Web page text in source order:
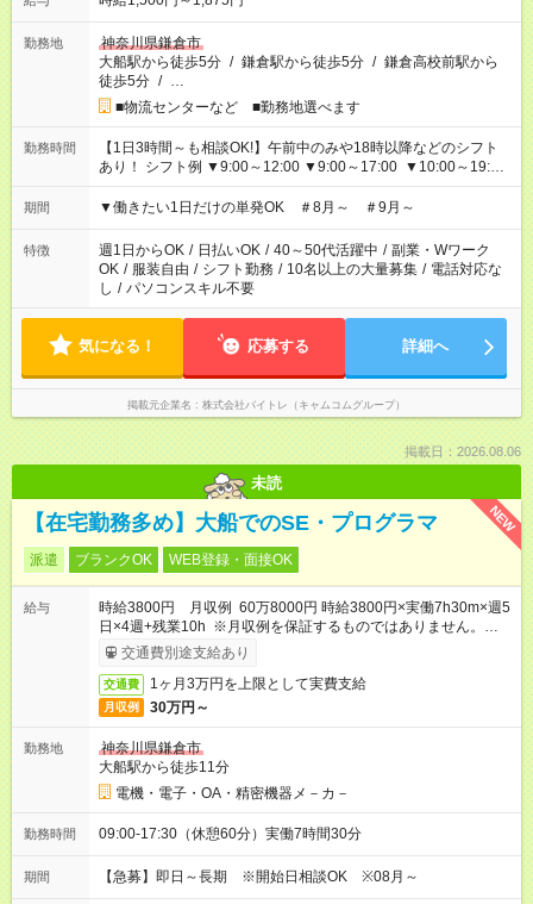
勤務地
神奈川県鎌倉市
大船駅から徒歩5分 / 鎌倉駅から徒歩5分 / 鎌倉高校前駅から
徒歩5分 / …
■物流センターなど ■勤務地選べます
勤務時間
【1日3時間～も相談OK!】午前中のみや18時以降などのシフト
あり！ シフト例 ▼9:00～12:00 ▼9:00～17:00 ▼10:00～19:00
▼18:00～21:00
期間 ▼働きたい1日だけの単発OK ＃8月～ ＃9月～
特徴 週1日からOK / 日払いOK / 40～50代活躍中 / 副業・Wワーク
OK / 服装自由 / シフト勤務 / 10名以上の大量募集 / 電話対応な
し / パソコンスキル不要
気になる！ 応募する 詳細へ
掲載元企業名 株式会社バイトレ（キャムコムグループ）
掲載日：2026.08.06
未読
NEW
【在宅勤務多め】大船でのSE・プログラマ
派遣 ブランクOK WEB登録・面接OK
給与
時給3800円 月収例 60万8000円 時給3800円×実働7h30m×週5
日×4週+残業10h ※月収例を保証するものではありません。※給
与即受取りサービス利用可（利用条件有）
交通費別途支給あり
交通費 1ヶ月3万円を上限として実費支給
月収例 30万円～
勤務地
神奈川県鎌倉市
大船駅から徒歩11分
電機・電子・OA・精密機器メ－カ－
勤務時間 09:00-17:30（休憩60分）実働7時間30分
期間 【急募】即日～長期 ※開始日相談OK ※08月～